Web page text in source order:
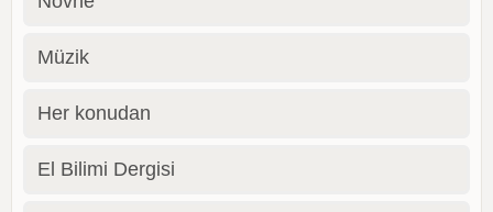
Müzik
Her konudan
El Bilimi Dergisi